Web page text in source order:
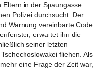
Eltern in der Spaungasse
Polizei durchsucht. Der
Warnung vereinbarte Code
erwartet ihn die
seiner letzten
fliehen. Als
eine Frage der Zeit war,